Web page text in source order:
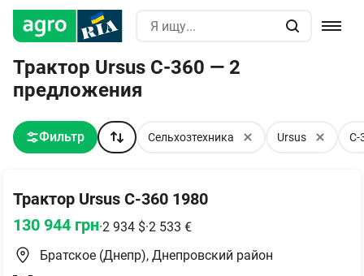
Трактор Ursus C-360 — 2
предложения
Фильтр Сельхозтехника Ursus C-
Трактор Ursus C-360 1980
130 944 грн·2 934 $·2 533 €
Братское (Днепр), Днепровский район